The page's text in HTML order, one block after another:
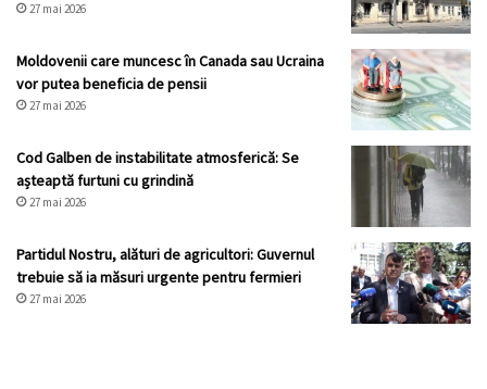
27 mai 2026
Moldovenii care muncesc în Canada sau Ucraina
vor putea beneficia de pensii
27 mai 2026
Cod Galben de instabilitate atmosferică: Se
așteaptă furtuni cu grindină
27 mai 2026
Partidul Nostru, alături de agricultori: Guvernul
trebuie să ia măsuri urgente pentru fermieri
27 mai 2026